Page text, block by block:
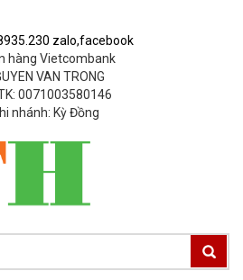
zalo,facebook
hàng Vietcombank
VAN TRONG
0071003580146
nhánh: Kỳ Đồng